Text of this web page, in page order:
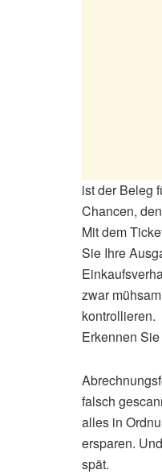
ist der Beleg
Chancen,
Mit dem
Sie Ihre
zwar
kontrollieren.
Erkennen
falsch
alles in
ersparen.
spät.